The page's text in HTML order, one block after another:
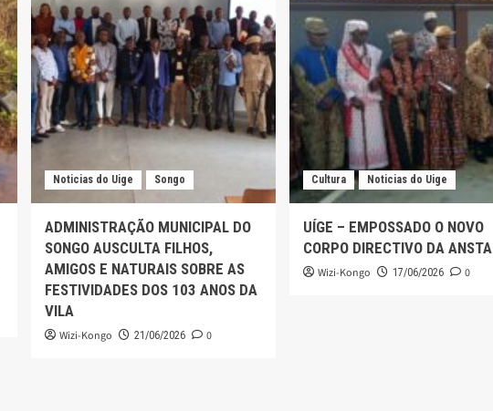
Noticias do Uige Songo
ADMINISTRAÇÃO MUNICIPAL DO
SONGO AUSCULTA FILHOS,
AMIGOS E NATURAIS SOBRE AS
FESTIVIDADES DOS 103 ANOS DA
VILA
Wizi-Kongo 21/06/2026 0
Cultura Noticias do Uige
UÍGE – EMPOSSADO O NOVO
CORPO DIRECTIVO DA ANSTA
Wizi-Kongo 17/06/2026 0